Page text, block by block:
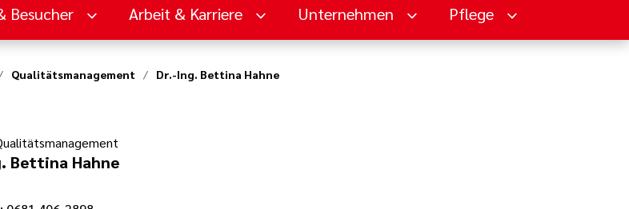
Besucher Arbeit & Karriere Unternehmen Pflege
Qualitätsmanagement Dr.-Ing. Bettina Hahne
Bettina Hahne